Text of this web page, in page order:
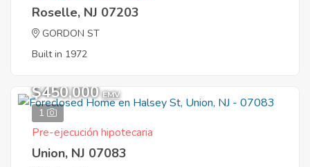
Roselle, NJ 07203
GORDON ST
Built in 1972
1
$450,000 EMV
Pre-ejecución hipotecaria
Union, NJ 07083